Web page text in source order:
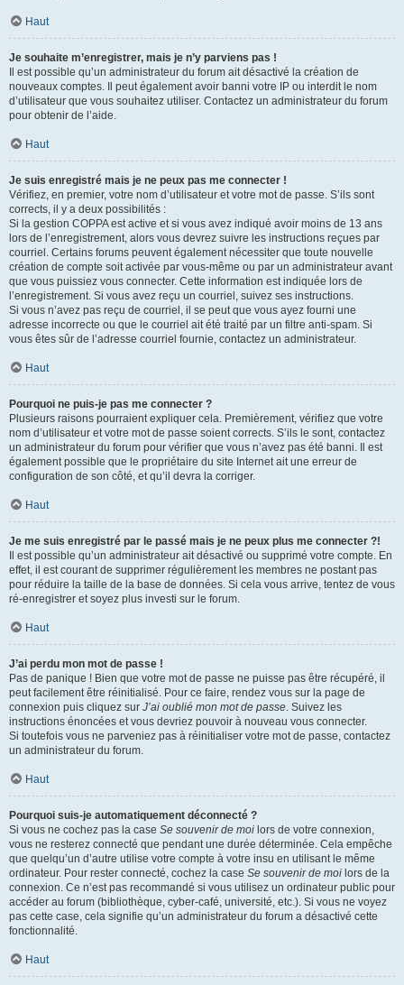
Haut
Je souhaite m’enregistrer, mais je n’y parviens pas !
Il est possible qu’un administrateur du forum ait désactivé la création de
nouveaux comptes. Il peut également avoir banni votre IP ou interdit le nom
d’utilisateur que vous souhaitez utiliser. Contactez un administrateur du forum
pour obtenir de l’aide.
Haut
Je suis enregistré mais je ne peux pas me connecter !
Vérifiez, en premier, votre nom d’utilisateur et votre mot de passe. S’ils sont
corrects, il y a deux possibilités :
Si la gestion COPPA est active et si vous avez indiqué avoir moins de 13 ans
lors de l’enregistrement, alors vous devrez suivre les instructions reçues par
courriel. Certains forums peuvent également nécessiter que toute nouvelle
création de compte soit activée par vous-même ou par un administrateur avant
que vous puissiez vous connecter. Cette information est indiquée lors de
l’enregistrement. Si vous avez reçu un courriel, suivez ses instructions.
Si vous n’avez pas reçu de courriel, il se peut que vous ayez fourni une
adresse incorrecte ou que le courriel ait été traité par un filtre anti-spam. Si
vous êtes sûr de l’adresse courriel fournie, contactez un administrateur.
Haut
Pourquoi ne puis-je pas me connecter ?
Plusieurs raisons pourraient expliquer cela. Premièrement, vérifiez que votre
nom d’utilisateur et votre mot de passe soient corrects. S’ils le sont, contactez
un administrateur du forum pour vérifier que vous n’avez pas été banni. Il est
également possible que le propriétaire du site Internet ait une erreur de
configuration de son côté, et qu’il devra la corriger.
Haut
Je me suis enregistré par le passé mais je ne peux plus me connecter ?!
Il est possible qu’un administrateur ait désactivé ou supprimé votre compte. En
effet, il est courant de supprimer régulièrement les membres ne postant pas
pour réduire la taille de la base de données. Si cela vous arrive, tentez de vous
ré-enregistrer et soyez plus investi sur le forum.
Haut
J’ai perdu mon mot de passe !
Pas de panique ! Bien que votre mot de passe ne puisse pas être récupéré, il
peut facilement être réinitialisé. Pour ce faire, rendez vous sur la page de
connexion puis cliquez sur J’ai oublié mon mot de passe. Suivez les
instructions énoncées et vous devriez pouvoir à nouveau vous connecter.
Si toutefois vous ne parveniez pas à réinitialiser votre mot de passe, contactez
un administrateur du forum.
Haut
Pourquoi suis-je automatiquement déconnecté ?
Si vous ne cochez pas la case Se souvenir de moi lors de votre connexion,
vous ne resterez connecté que pendant une durée déterminée. Cela empêche
que quelqu’un d’autre utilise votre compte à votre insu en utilisant le même
ordinateur. Pour rester connecté, cochez la case Se souvenir de moi lors de la
connexion. Ce n’est pas recommandé si vous utilisez un ordinateur public pour
accéder au forum (bibliothèque, cyber-café, université, etc.). Si vous ne voyez
pas cette case, cela signifie qu’un administrateur du forum a désactivé cette
fonctionnalité.
Haut